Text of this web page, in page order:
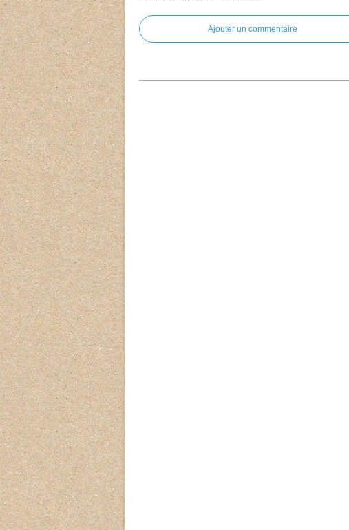
Ajouter un commentaire